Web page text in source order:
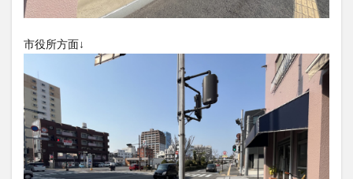
市役所方面↓
夏祭り
外貨両替機
大分みなと祭り
大分グルメ
大分三好ヴァイセアドラー
大分市
大分市美術館
大分県
大分空港
大分駅
大分駅近く
大神ファーム
大谷翔平選手
姫島村
子ども教室 子ども服
子育て
宇佐市
居酒屋 屋台
平和市民公園能楽堂